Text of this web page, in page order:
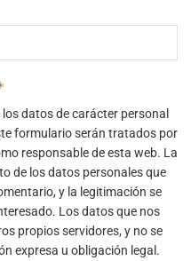
datos de carácter personal
formulario serán tratados por
responsable de esta web. La
de los datos personales que
y la legitimación se
Los datos que nos
propios servidores, y no se
expresa u obligación legal.